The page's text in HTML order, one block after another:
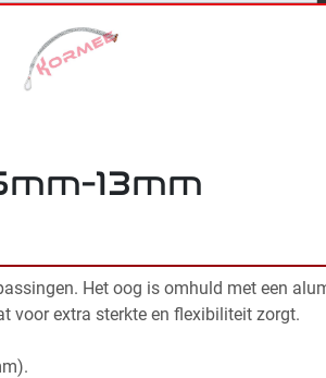
13mm
Het oog is omhuld met een
voor extra sterkte en flexibiliteit zorgt.